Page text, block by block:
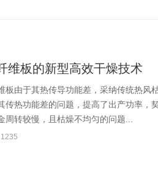
维板的新型高效干燥技术
板由于其热传导功能差，采纳传统热风
传热功能差的问题，提高了出产功率，
周转较慢，且枯燥不均匀的问题...